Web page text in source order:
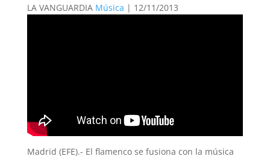
LA VANGUARDIA Música | 12/11/2013
Madrid (EFE).- El flamenco se fusiona con la música